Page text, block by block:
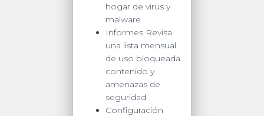
hogar de virus y
malware
Informes Revisa
una lista mensual
de uso bloqueada
contenido y
amenazas de
seguridad
Configuración